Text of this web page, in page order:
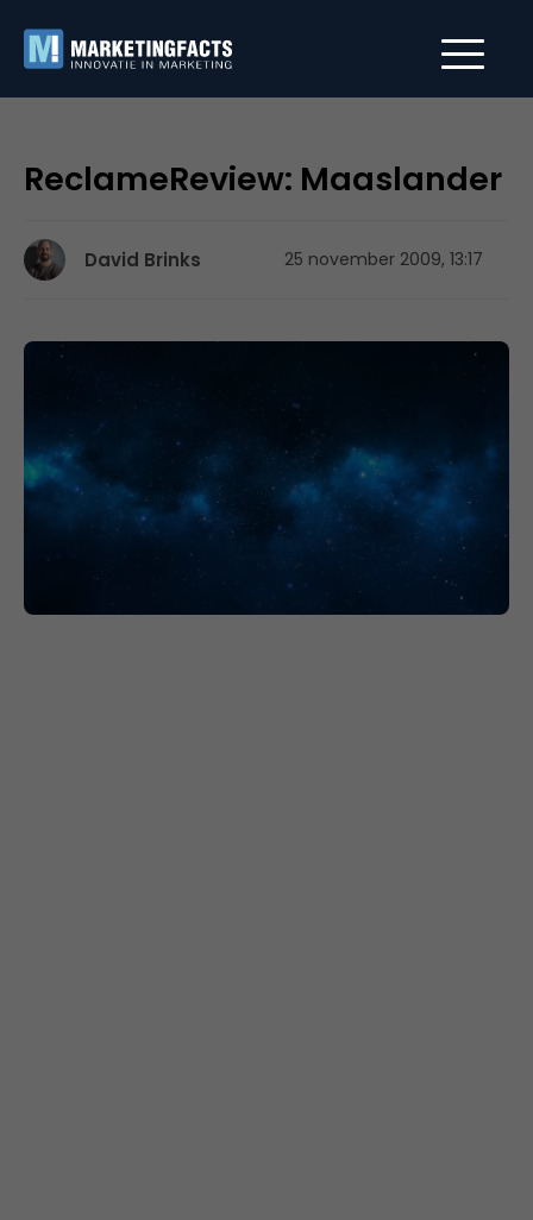
ReclameReview: Maaslander
David Brinks 25 november 2009, 13:17